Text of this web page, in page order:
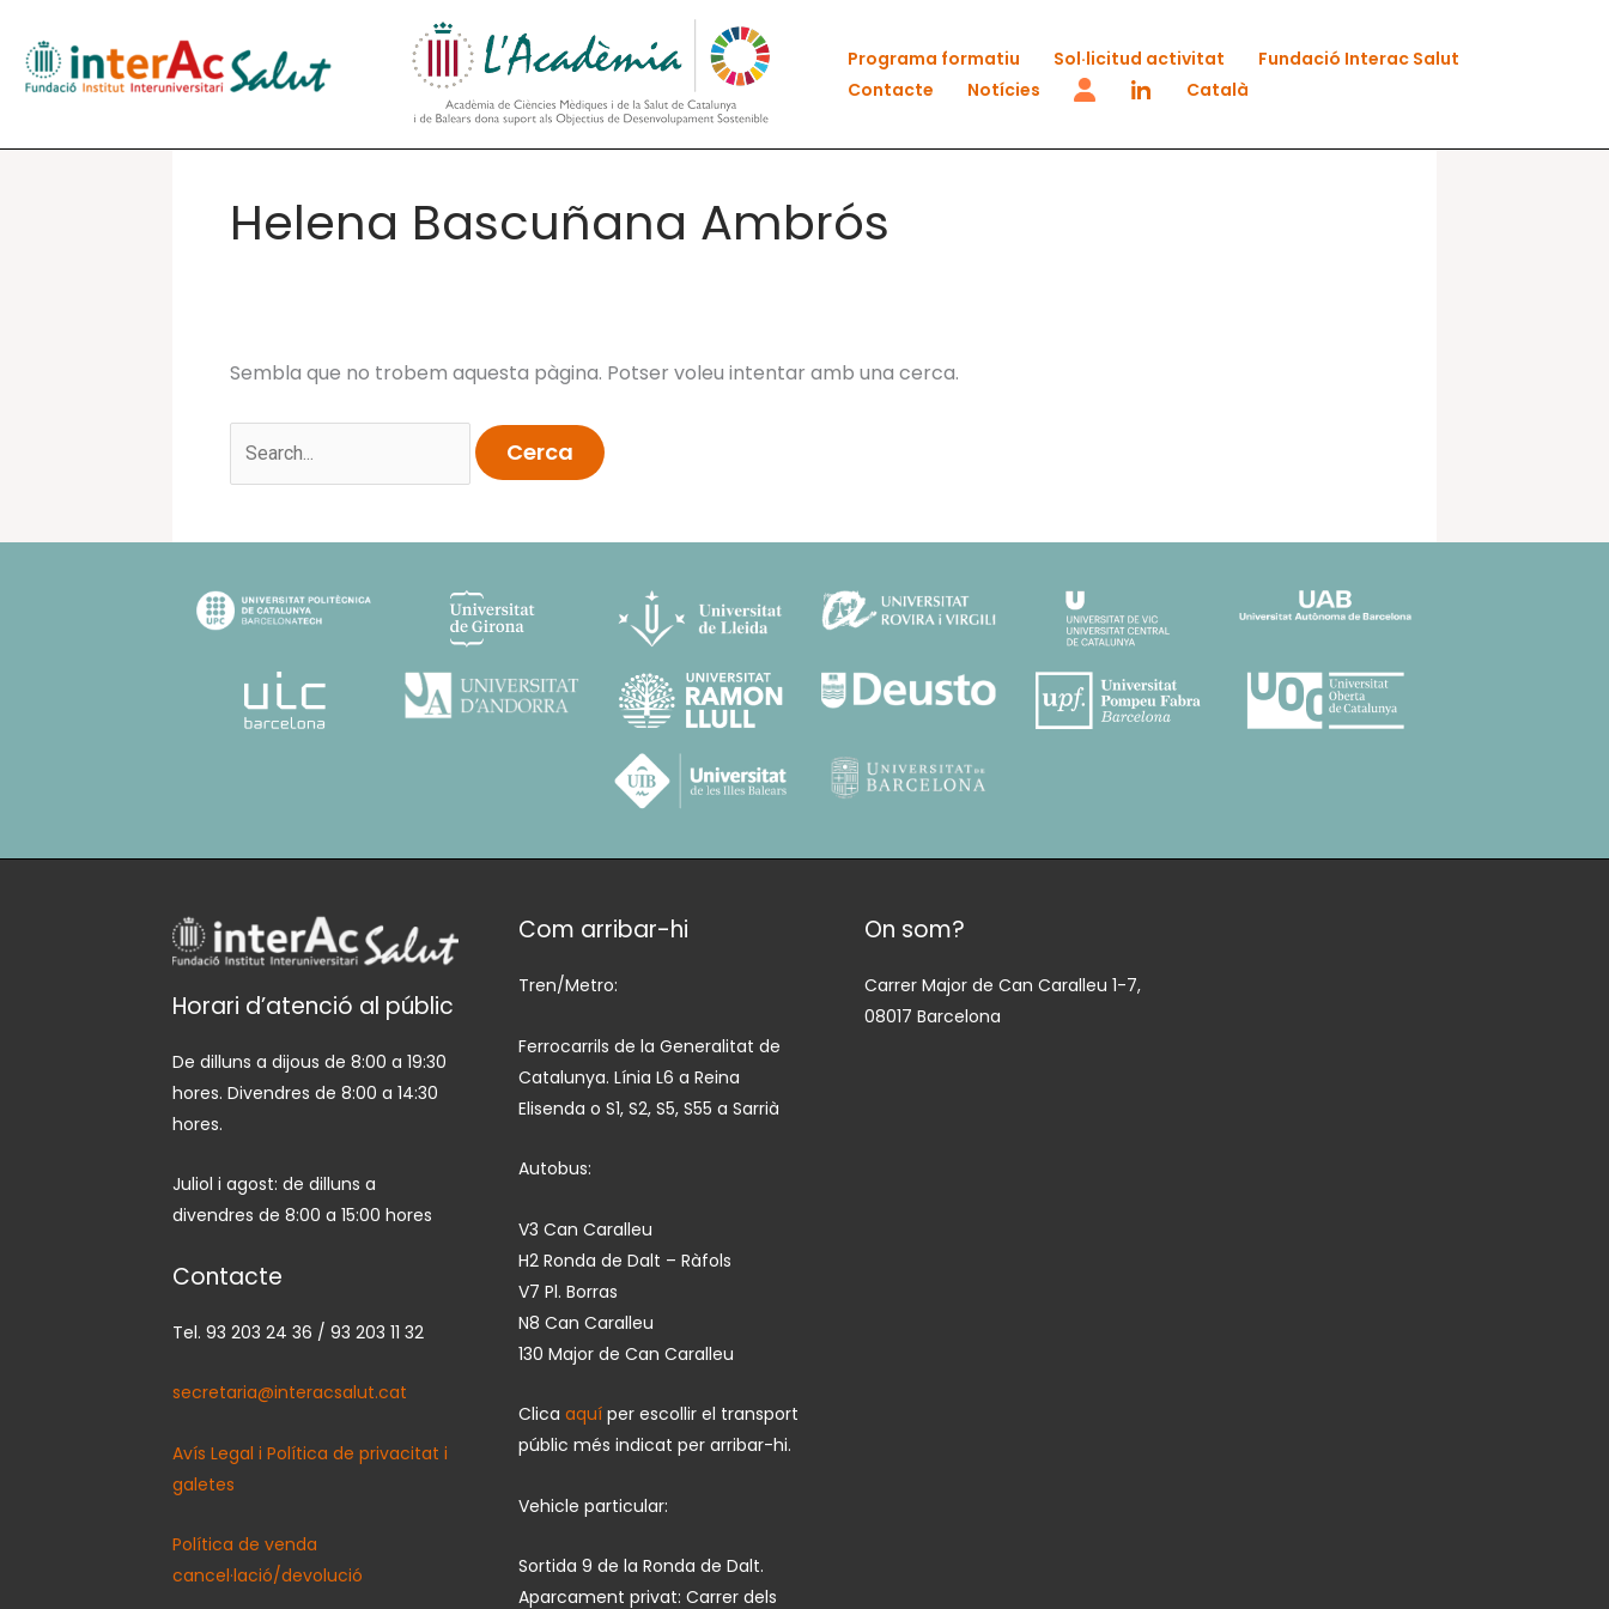
contingut
Programa formatiu Sol·licitud activitat
Fundació Interac Salut
Contacte
Notícies Català
Helena Bascuñana Ambrós
Sembla que no trobem aquesta pàgina. Potser voleu intentar amb una cerca.
Horari d’atenció al públic
De dilluns a dijous de 8:00 a 19:30
hores. Divendres de 8:00 a 14:30
hores.
Juliol i agost: de dilluns a
divendres de 8:00 a 15:00 hores
Contacte
Tel. 93 203 24 36 / 93 203 11 32
secretaria@interacsalut.cat
Avís Legal i Política de privacitat i
galetes
Política de venda
cancel·lació/devolució
Com arribar-hi
Tren/Metro:
Ferrocarrils de la Generalitat de
Catalunya. Línia L6 a Reina
Elisenda o S1, S2, S5, S55 a Sarrià
Autobus:
V3 Can Caralleu
H2 Ronda de Dalt – Ràfols
V7 Pl. Borras
N8 Can Caralleu
130 Major de Can Caralleu
Clica aquí per escollir el transport
públic més indicat per arribar-hi.
Vehicle particular:
Sortida 9 de la Ronda de Dalt.
Aparcament privat: Carrer dels
On som?
Carrer Major de Can Caralleu 1-7,
08017 Barcelona